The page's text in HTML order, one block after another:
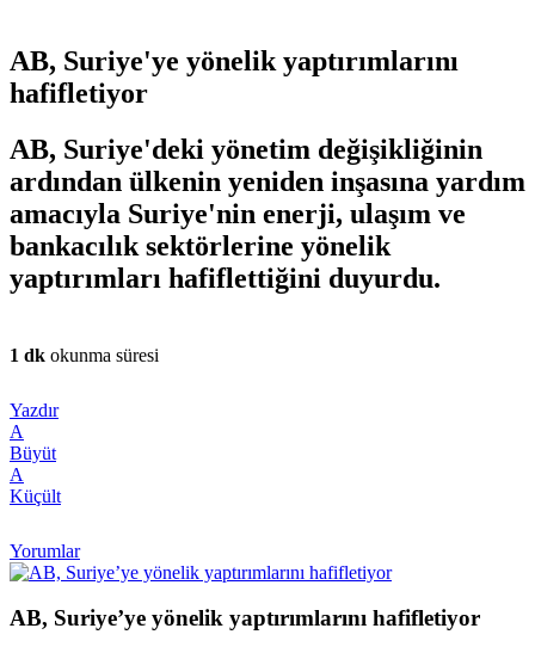
AB, Suriye'ye yönelik yaptırımlarını
hafifletiyor
AB, Suriye'deki yönetim değişikliğinin
ardından ülkenin yeniden inşasına yardım
amacıyla Suriye'nin enerji, ulaşım ve
bankacılık sektörlerine yönelik
yaptırımları hafiflettiğini duyurdu.
1 dk okunma süresi
Yazdır
A
Büyüt
A
Küçült
Yorumlar
AB, Suriye’ye yönelik yaptırımlarını hafifletiyor